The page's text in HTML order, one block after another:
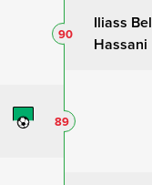
Iliass Bel
Hassani
90
89